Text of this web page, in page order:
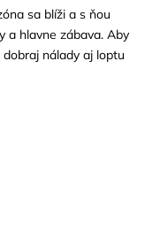
sa blíži a s ňou
a hlavne zábava. Aby
nálady aj loptu